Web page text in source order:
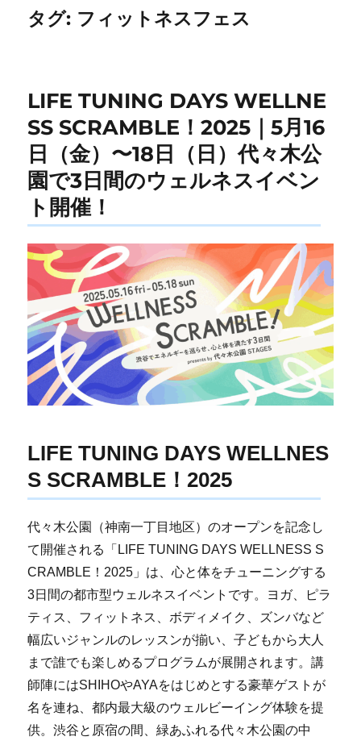
タグ: フィットネスフェス
LIFE TUNING DAYS WELLNE
SS SCRAMBLE！2025｜5月16
日（金）〜18日（日）代々木公
園で3日間のウェルネスイベン
ト開催！
LIFE TUNING DAYS WELLNES
S SCRAMBLE！2025
代々木公園（神南一丁目地区）のオープンを記念し
て開催される「LIFE TUNING DAYS WELLNESS S
CRAMBLE！2025」は、心と体をチューニングする
3日間の都市型ウェルネスイベントです。ヨガ、ピラ
ティス、フィットネス、ボディメイク、ズンバなど
幅広いジャンルのレッスンが揃い、子どもから大人
まで誰でも楽しめるプログラムが展開されます。講
師陣にはSHIHOやAYAをはじめとする豪華ゲストが
名を連ね、都内最大級のウェルビーイング体験を提
供。渋谷と原宿の間、緑あふれる代々木公園の中